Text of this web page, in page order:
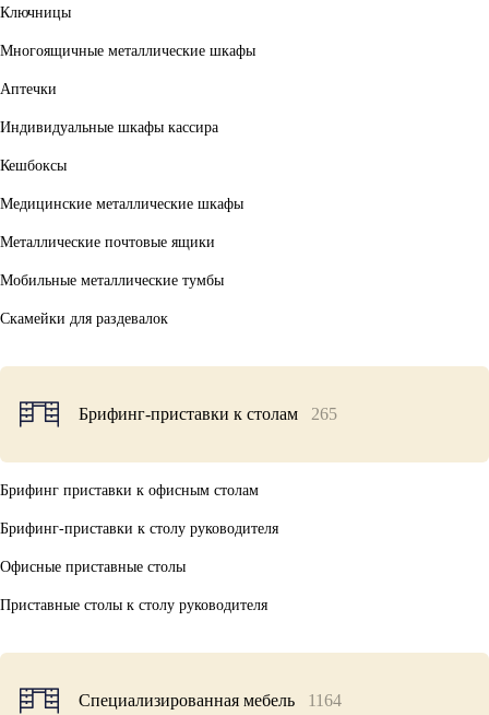
Ключницы
Многоящичные металлические шкафы
Аптечки
Индивидуальные шкафы кассира
Кешбоксы
Медицинские металлические шкафы
Металлические почтовые ящики
Мобильные металлические тумбы
Скамейки для раздевалок
Брифинг-приставки к столам 265
Брифинг приставки к офисным столам
Брифинг-приставки к столу руководителя
Офисные приставные столы
Приставные столы к столу руководителя
Специализированная мебель 1164